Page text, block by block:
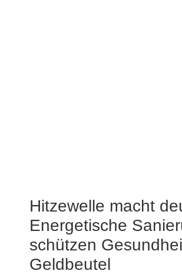
Hitzewelle macht
Energetische
schützen
Geldbeutel